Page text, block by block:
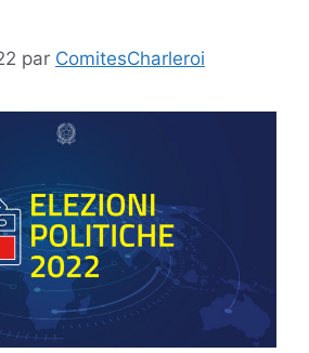
par ComitesCharleroi